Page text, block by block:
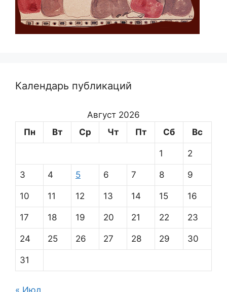
Календарь публикаций
Август 2026
Пн
Вт Ср Чт Пт Сб Вс
1 2
3 4 5 6 7 8 9
10 11 12 13 14 15 16
17 18 19 20 21 22 23
24 25 26 27 28 29 30
31